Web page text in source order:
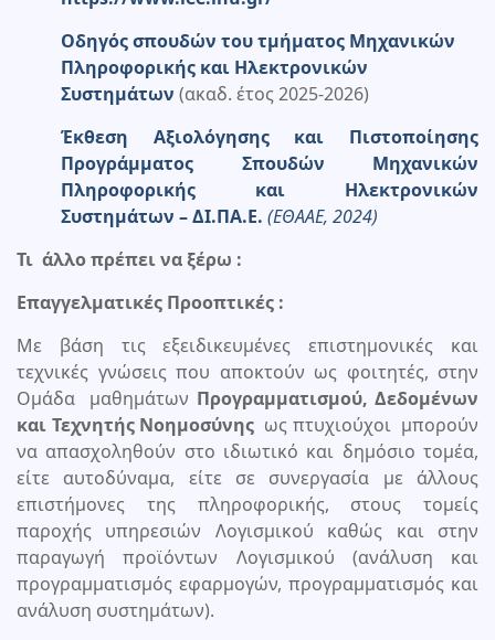
Οδηγόςσπουδών του τμήματος Μηχανικών
Πληροφορικής και Ηλεκτρονικών
Συστημάτων (ακαδ. έτος 2025-2026)
Έκθεση Αξιολόγησης και Πιστοποίησης
Προγράμματος Σπουδών Μηχανικών
Πληροφορικής και Ηλεκτρονικών
Συστημάτων – ΔΙ.ΠΑ.Ε. (ΕΘΑΑΕ, 2024)
Τι άλλο πρέπει να ξέρω :
Επαγγελματικές Προοπτικές :
Με βάση τις εξειδικευμένες επιστημονικές και
τεχνικές γνώσεις που αποκτούν ως φοιτητές, στην
Ομάδα μαθημάτων Προγραμματισμού, Δεδομένων
και Τεχνητής Νοημοσύνης ως πτυχιούχοι μπορούν
να απασχοληθούν στο ιδιωτικό και δημόσιο τομέα,
είτε αυτοδύναμα, είτε σε συνεργασία με άλλους
επιστήμονες της πληροφορικής, στους τομείς
παροχής υπηρεσιών Λογισμικού καθώς και στην
παραγωγή προϊόντων Λογισμικού (ανάλυση και
προγραμματισμός εφαρμογών, προγραμματισμός και
ανάλυση συστημάτων).